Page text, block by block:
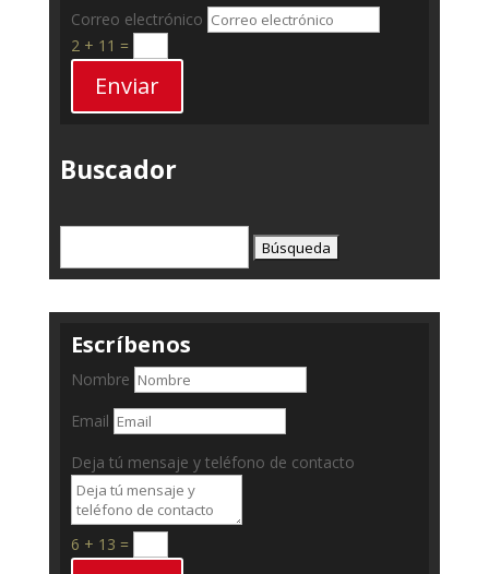
Correo electrónico
2 + 11 =
Enviar
Buscador
Escríbenos
Nombre
Email
Deja tú mensaje y teléfono de contacto
6 + 13 =